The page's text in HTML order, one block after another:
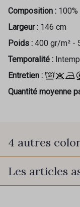
Composition : 100%
Largeur : 146 cm
Poids : 400 gr/m² -
Temporalité :
Entretien :
Quantité moyenne
4 autres
701 - Blanc
Les articles